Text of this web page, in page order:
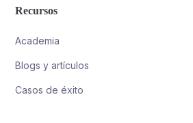
Recursos
Academia
Blogs y artículos
Casos de éxito